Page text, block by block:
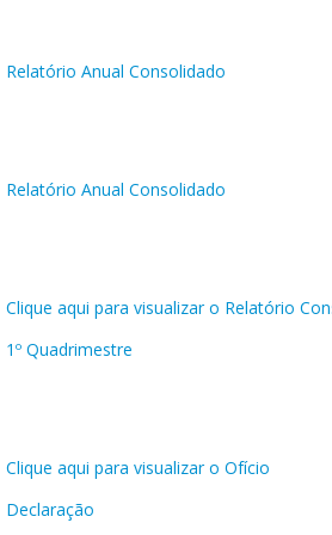
Relatório Anual Consolidado
Relatório Anual Consolidado
Clique aqui para visualizar o Relatório
1º Quadrimestre
Clique aqui para visualizar o Ofício
Declaração